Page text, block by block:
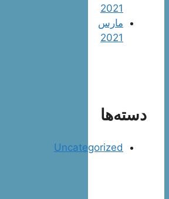
2021
مارس
2021
دسته‌ها
Uncategorized